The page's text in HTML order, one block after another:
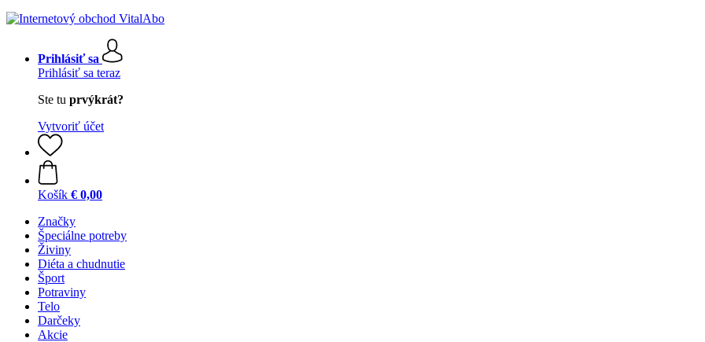
Prihlásiť sa
Prihlásiť sa teraz
Ste tu prvýkrát?
Vytvoriť účet
Košík € 0,00
Značky
Špeciálne potreby
Živiny
Diéta a chudnutie
Šport
Potraviny
Telo
Darčeky
Akcie